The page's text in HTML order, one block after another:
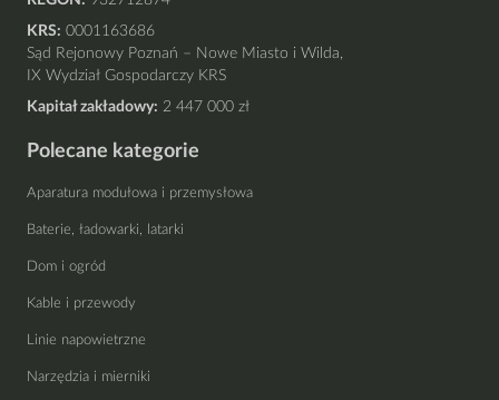
KRS: 0001163686
Sąd Rejonowy Poznań – Nowe Miasto i Wilda,
IX Wydział Gospodarczy KRS
Kapitał zakładowy: 2 447 000 zł
Polecane kategorie
Aparatura modułowa i przemysłowa
Baterie, ładowarki, latarki
Dom i ogród
Kable i przewody
Linie napowietrzne
Narzędzia i mierniki